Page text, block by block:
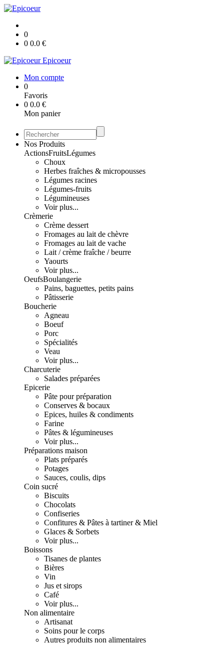
0
0 0.0 €
Epicoeur
Mon compte
0
Favoris
0 0.0 €
Mon panier
Nos Produits
ActionsFruitsLégumes
Choux
Herbes fraîches & micropousses
Légumes racines
Légumes-fruits
Légumineuses
Voir plus...
Crèmerie
Crème dessert
Fromages au lait de chèvre
Fromages au lait de vache
Lait / crème fraîche / beurre
Yaourts
Voir plus...
OeufsBoulangerie
Pains, baguettes, petits pains
Pâtisserie
Boucherie
Agneau
Boeuf
Porc
Spécialités
Veau
Voir plus...
Charcuterie
Salades préparées
Epicerie
Pâte pour préparation
Conserves & bocaux
Epices, huiles & condiments
Farine
Pâtes & légumineuses
Voir plus...
Préparations maison
Plats préparés
Potages
Sauces, coulis, dips
Coin sucré
Biscuits
Chocolats
Confiseries
Confitures & Pâtes à tartiner & Miel
Glaces & Sorbets
Voir plus...
Boissons
Tisanes de plantes
Bières
Vin
Jus et sirops
Café
Voir plus...
Non alimentaire
Artisanat
Soins pour le corps
Autres produits non alimentaires